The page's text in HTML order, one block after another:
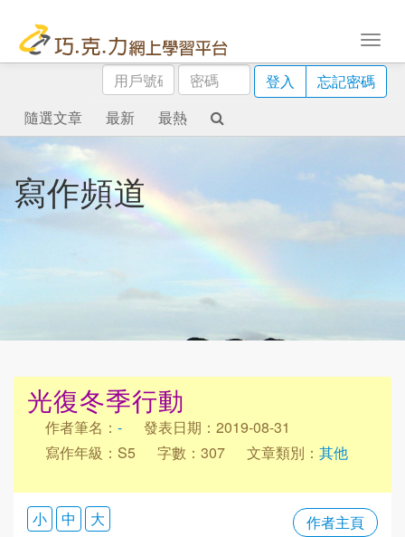
用
戶
號
碼
密
碼
登入
忘記密碼
隨選文章
最新 最熱
寫作頻道
光復冬季行動
作者筆名： -
發表日期：2019-08-31
寫作年級：S5
字數：307 文章類別： 其他
作者主頁
小 中 大